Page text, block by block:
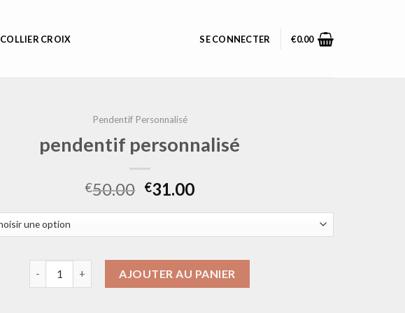
COLLIER CROIX SE CONNECTER €0.00
Pendentif Personnalisé
pendentif personnalisé
€50.00 €31.00
AJOUTER AU PANIER